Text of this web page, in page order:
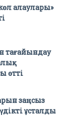
алаулары»
тағайындау
өтті
заңсыз
ұсталды